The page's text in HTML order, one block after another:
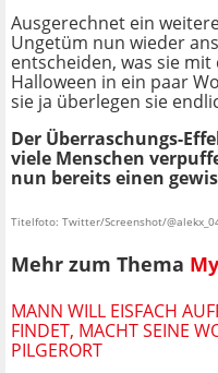
Ausgerechnet ein
Ungetüm nun wieder
entscheiden, was sie
Halloween in ein paar
sie ja überlegen sie
Der Überraschungs-
viele Menschen
nun bereits einen
Titelfoto: Twitter/Screenshot/
Mehr zum Thema
MANN WILL EISFACH
FINDET, MACHT SEINE
PILGERORT